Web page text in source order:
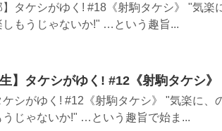
】タケシがゆく! #18《射駒タケシ》 "気楽
しもうじゃないか!" …という趣旨...
】タケシがゆく! #12《射駒タケシ》
ケシがゆく! #12《射駒タケシ》 "気楽に、
うじゃないか!" …という趣旨で始ま...